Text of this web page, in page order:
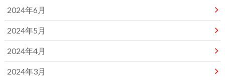
2024年6月
2024年5月
2024年4月
2024年3月